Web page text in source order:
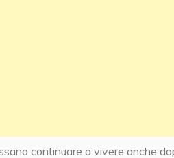
continuare a vivere anche